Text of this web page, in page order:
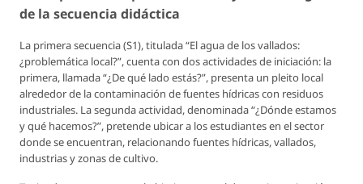
de la secuencia didáctica
La primera secuencia (S1), titulada “El agua de los vallados:
¿problemática local?”, cuenta con dos actividades de iniciación: la
primera, llamada “¿De qué lado estás?”, presenta un pleito local
alrededor de la contaminación de fuentes hídricas con residuos
industriales. La segunda actividad, denominada “¿Dónde estamos
y qué hacemos?”, pretende ubicar a los estudiantes en el sector
donde se encuentran, relacionando fuentes hídricas, vallados,
industrias y zonas de cultivo.